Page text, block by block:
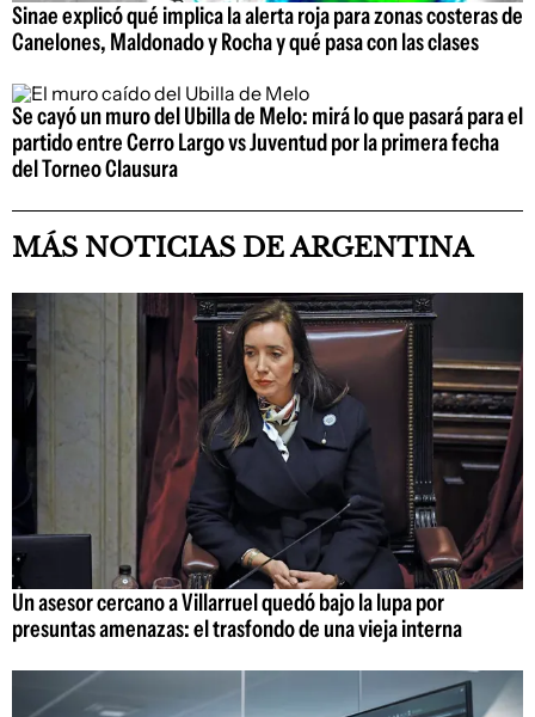
Sinae explicó qué implica la alerta roja para zonas costeras de
Canelones, Maldonado y Rocha y qué pasa con las clases
Se cayó un muro del Ubilla de Melo: mirá lo que pasará para el
partido entre Cerro Largo vs Juventud por la primera fecha
del Torneo Clausura
MÁS NOTICIAS DE ARGENTINA
Un asesor cercano a Villarruel quedó bajo la lupa por
presuntas amenazas: el trasfondo de una vieja interna